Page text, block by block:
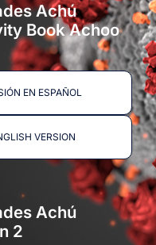
Achú
Book Achoo
EN ESPAÑOL
VERSION
Achú
2